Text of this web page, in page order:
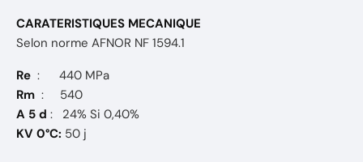
CARATERISTIQUES MECANIQUE
Selon norme AFNOR NF 1594.1
Re : 440 MPa
Rm : 540
A 5 d : 24% Si 0,40%
KV 0°C: 50 j